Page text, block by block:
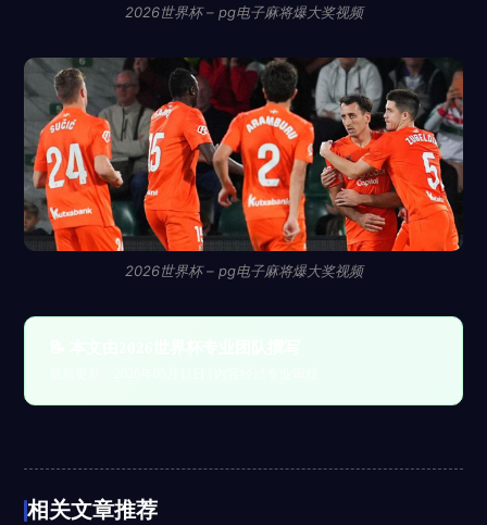
2026世界杯 – pg电子麻将爆大奖视频
2026世界杯 – pg电子麻将爆大奖视频
相关文章推荐